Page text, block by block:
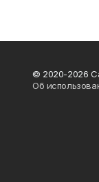
© 2020-2026
Об